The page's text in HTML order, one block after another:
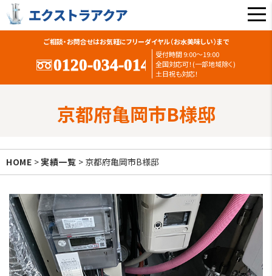
ご相談・お問合せはお気軽にフリーダイヤル（お水美味しい）まで
受付時間 9:00〜19:00
全国対応可！(一部地域除く)
土日祝も対応！
京都府亀岡市B様邸
HOME >実績一覧 > 京都府亀岡市B様邸